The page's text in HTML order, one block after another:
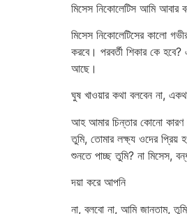
মিসেস নিকোলেটিস আমি
মিসেস নিকোলেটিসের কালো
করবে। পরবর্তী শিকার কে
আছে।
ঘুষ খাওয়ার কথা বলবেন না,
আহ আমার চিন্তার কোনো কারণ
তুমি, তোমার লক্ষ্য ওদের প্রিয়
শুনতে পাচ্ছ তুমি? না মিসেস,
দয়া করে আপনি
না, বলবো না, আমি জানতাম,